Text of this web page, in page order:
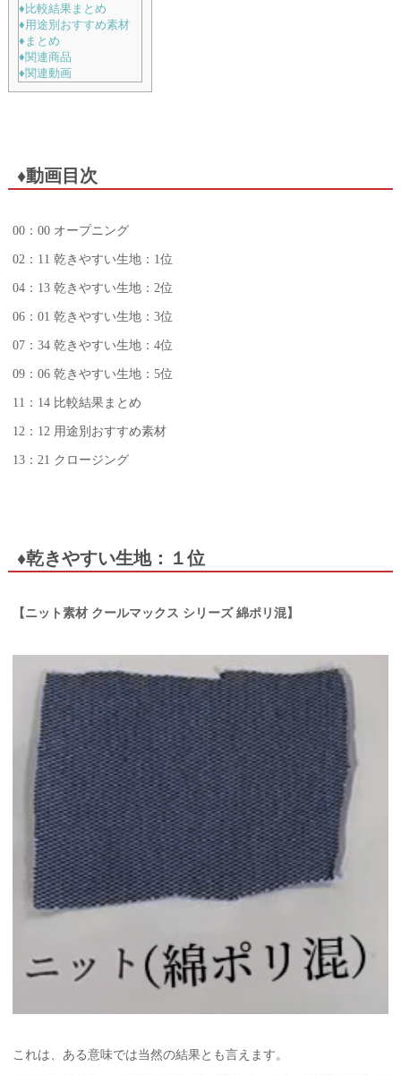
♦比較結果まとめ
♦用途別おすすめ素材
♦まとめ
♦関連商品
♦関連動画
♦動画目次
00：00 オープニング
02：11 乾きやすい生地：1位
04：13 乾きやすい生地：2位
06：01 乾きやすい生地：3位
07：34 乾きやすい生地：4位
09：06 乾きやすい生地：5位
11：14 比較結果まとめ
12：12 用途別おすすめ素材
13：21 クロージング
♦乾きやすい生地：１位
【ニット素材 クールマックス シリーズ 綿ポリ混】
これは、ある意味では当然の結果とも言えます。